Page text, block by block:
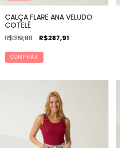
CALÇA FLARE ANA VELUDO
COTELÊ
R$319,90 R$287,91
COMPRAR